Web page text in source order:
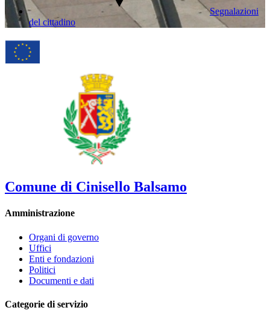
Segnalazioni
del cittadino
Comune di Cinisello Balsamo
Amministrazione
Organi di governo
Uffici
Enti e fondazioni
Politici
Documenti e dati
Categorie di servizio